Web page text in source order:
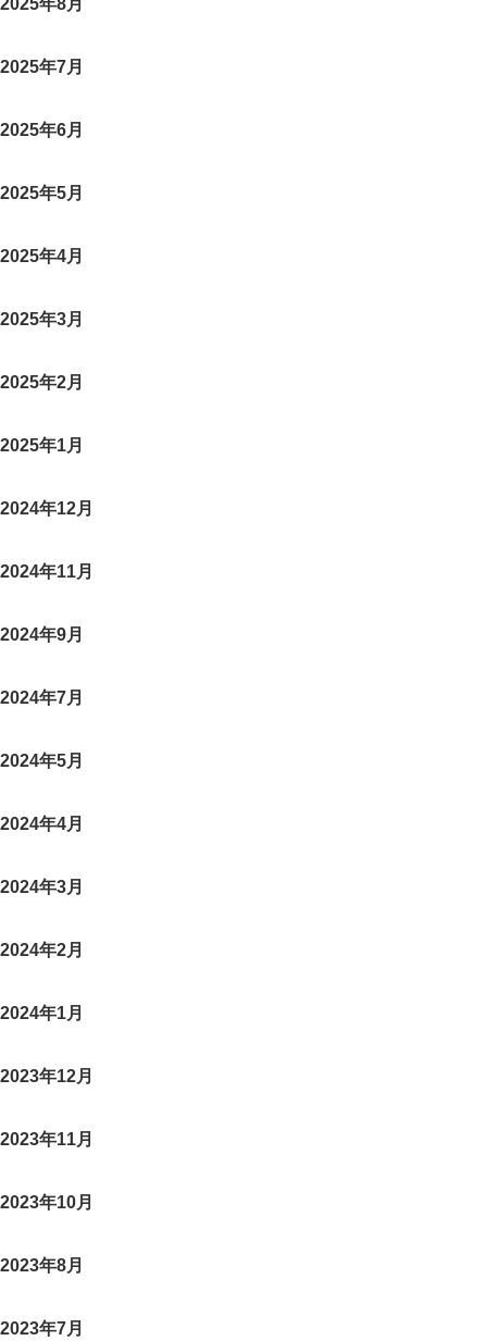
2025年7月
2025年6月
2025年5月
2025年4月
2025年3月
2025年2月
2025年1月
2024年12月
2024年11月
2024年9月
2024年7月
2024年5月
2024年4月
2024年3月
2024年2月
2024年1月
2023年12月
2023年11月
2023年10月
2023年8月
2023年7月